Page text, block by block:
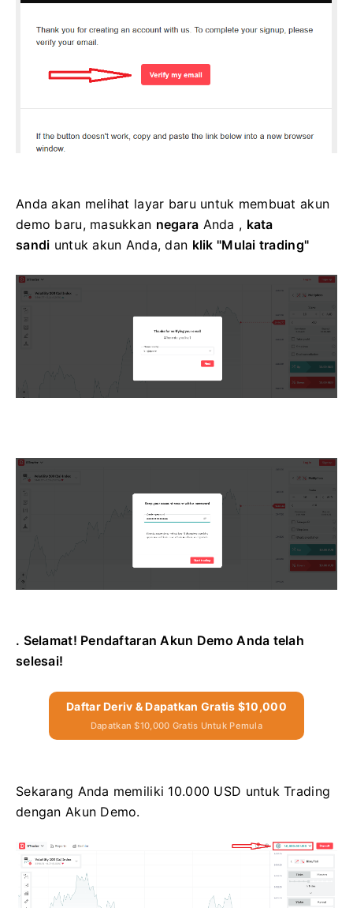
Anda akan melihat layar baru untuk membuat akun
demo baru, masukkan negara Anda , kata
sandi untuk akun Anda, dan klik "Mulai trading"
. Selamat! Pendaftaran Akun Demo Anda telah
selesai!
Daftar Deriv & Dapatkan Gratis $10,000
Dapatkan $10,000 Gratis Untuk Pemula
Sekarang Anda memiliki 10.000 USD untuk Trading
dengan Akun Demo.